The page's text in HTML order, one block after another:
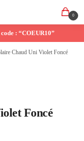
0
: “COEUR10”
Chaud Uni Violet Foncé
Foncé